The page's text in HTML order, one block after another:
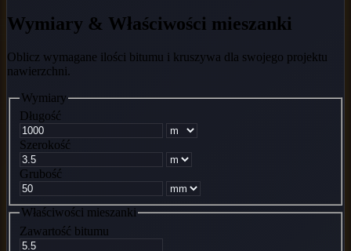
Wymiary & Właściwości mieszanki
Oblicz wymagane ilości bitumu i kruszywa dla swojego projektu
nawierzchni.
Wymiary
Długość
Szerokość
Grubość
Właściwości mieszanki
Zawartość bitumu